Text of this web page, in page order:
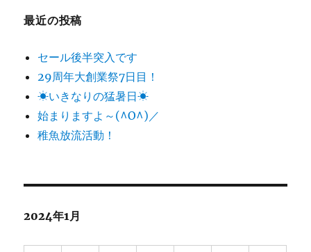
最近の投稿
セール後半突入です
29周年大創業祭7日目！
☀いきなりの猛暑日☀
始まりますよ～(^O^)／
稚魚放流活動！
2024年1月